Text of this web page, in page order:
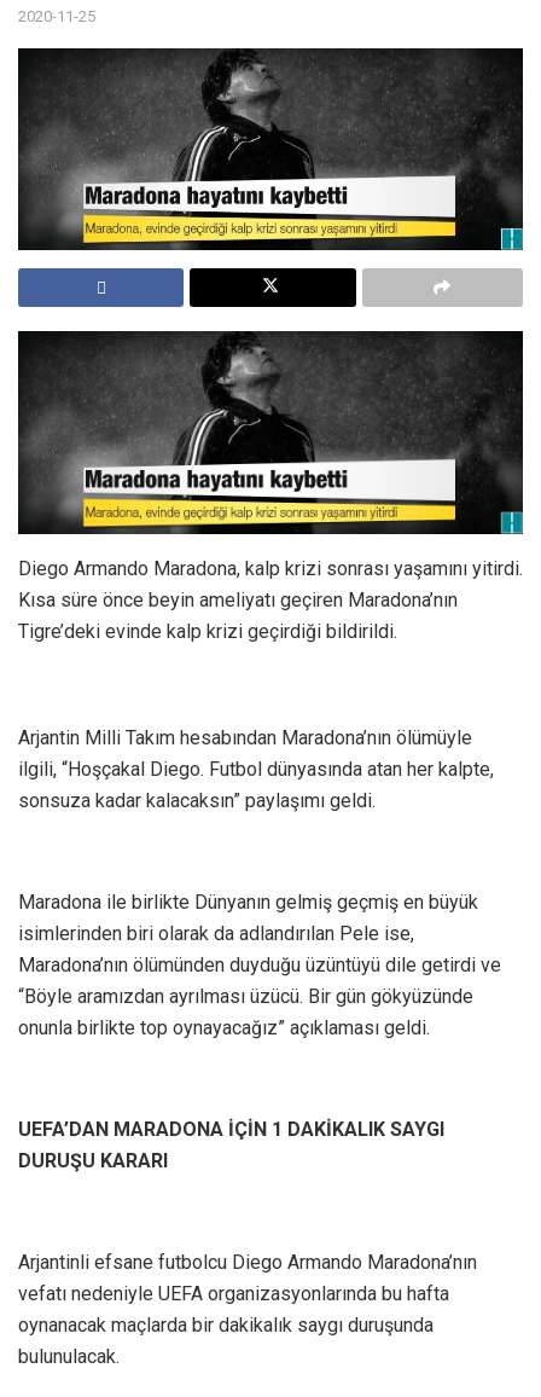
2020-11-25
Diego Armando Maradona, kalp krizi sonrası yaşamını yitirdi.
Kısa süre önce beyin ameliyatı geçiren Maradona’nın
Tigre’deki evinde kalp krizi geçirdiği bildirildi.
Arjantin Milli Takım hesabından Maradona’nın ölümüyle
ilgili, “Hoşçakal Diego. Futbol dünyasında atan her kalpte,
sonsuza kadar kalacaksın” paylaşımı geldi.
Maradona ile birlikte Dünyanın gelmiş geçmiş en büyük
isimlerinden biri olarak da adlandırılan Pele ise,
Maradona’nın ölümünden duyduğu üzüntüyü dile getirdi ve
“Böyle aramızdan ayrılması üzücü. Bir gün gökyüzünde
onunla birlikte top oynayacağız” açıklaması geldi.
UEFA’DAN MARADONA İÇİN 1 DAKİKALIK SAYGI
DURUŞU KARARI
Arjantinli efsane futbolcu Diego Armando Maradona’nın
vefatı nedeniyle UEFA organizasyonlarında bu hafta
oynanacak maçlarda bir dakikalık saygı duruşunda
bulunulacak.